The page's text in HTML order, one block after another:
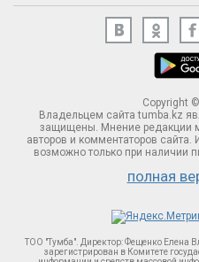
Copyright
Владельцем сайта tumba.kz
защищены. Мнение редакции
авторов и комментаторов
возможно только при наличии
полная
ТОО "Тумба". Директор: Фещенко Елена
зарегистрирован в Комитете